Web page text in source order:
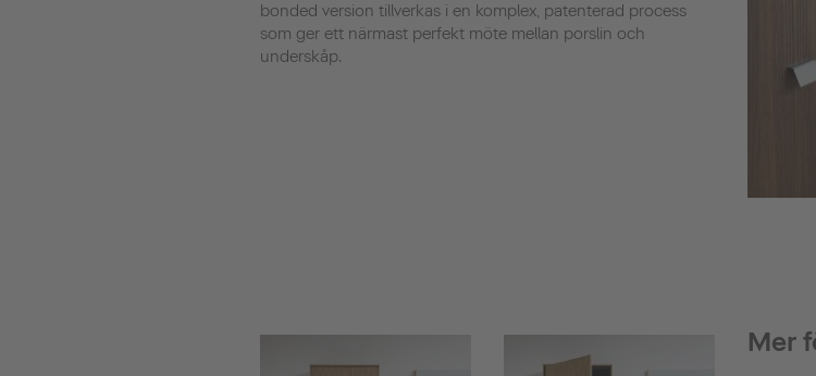
bonded version tillverkas i en komplex, patenterad process
som ger ett närmast perfekt möte mellan porslin och
underskåp.
Mer